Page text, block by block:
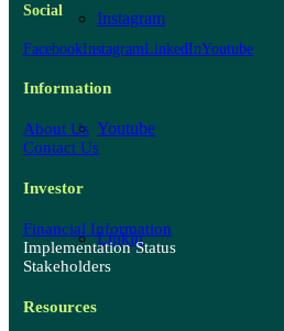
Instagram
Youtube
Linkin
Social
FacebookInstagramLinkedInYoutube
Information
About Us
Contact Us
Investor
Financial Information
Implementation Status
Stakeholders
Resources